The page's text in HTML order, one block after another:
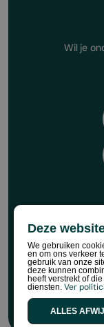
Wil je
Deze
We gebruiken
en om ons verkeer
gebruik van onze
deze kunnen
heeft verstrekt of
diensten. Ver
ALLES